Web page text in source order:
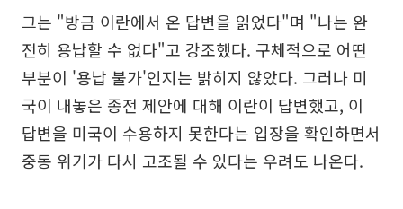
그는 "방금 이란에서 온 답변을 읽었다"며 "나는 완
전히 용납할 수 없다"고 강조했다. 구체적으로 어떤
부분이 '용납 불가'인지는 밝히지 않았다. 그러나 미
국이 내놓은 종전 제안에 대해 이란이 답변했고, 이
답변을 미국이 수용하지 못한다는 입장을 확인하면서
중동 위기가 다시 고조될 수 있다는 우려도 나온다.